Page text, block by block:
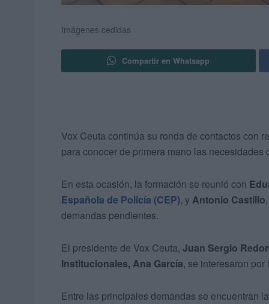
Imágenes cedidas
Compartir en Whatsapp
Vox Ceuta continúa su ronda de contactos con
para conocer de primera mano las
En esta ocasión, la formación se reunió con
Española de Policía (CEP), y Antonio Castillo
demandas pendientes.
El presidente de Vox Ceuta, Juan Sergio
Institucionales, Ana García, se interesaron
Entre las principales demandas se encuentran la